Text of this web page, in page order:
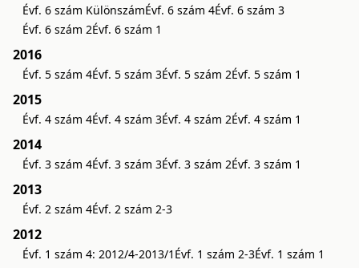
Évf. 6 szám KülönszámÉvf. 6 szám 4Évf. 6 szám 3
Évf. 6 szám 2Évf. 6 szám 1
2016
Évf. 5 szám 4Évf. 5 szám 3Évf. 5 szám 2Évf. 5 szám 1
2015
Évf. 4 szám 4Évf. 4 szám 3Évf. 4 szám 2Évf. 4 szám 1
2014
Évf. 3 szám 4Évf. 3 szám 3Évf. 3 szám 2Évf. 3 szám 1
2013
Évf. 2 szám 4Évf. 2 szám 2-3
2012
Évf. 1 szám 4: 2012/4-2013/1 Évf. 1 szám 2-3Évf. 1 szám 1